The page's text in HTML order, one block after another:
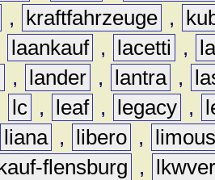
, kraftfahrzeuge ,
laankauf , lacetti ,
, lander , lantra ,
lc , leaf , legacy ,
liana , libero ,
flensburg ,